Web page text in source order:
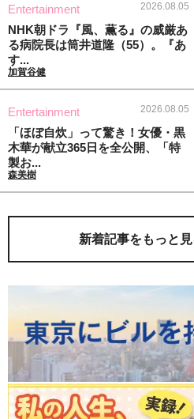
Entertainment 2026.08.05
NHK朝ドラ『風、薫る』の威厳あ
る病院長は筒井道隆（55）。『あ
す...
加賀谷健
Entertainment 2026.08.05
「ほぼ自炊」って驚き！女優・黒
木華が献立365日を全公開、「特
製お...
森美樹
新着記事をもっと見